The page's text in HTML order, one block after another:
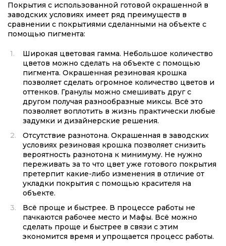
Покрытия с использованной готовой окрашенной в
заводских условиях имеет ряд преимуществ в
сравнении с покрытиями сделанными на объекте с
помощью пигмента:
Широкая цветовая гамма. Небольшое количество
цветов можно сделать на объекте с помощью
пигмента. Окрашенная резиновая крошка
позволяет сделать огромное количество цветов и
оттенков. Гранулы можно смешивать друг с
другом получая разнообразные миксы. Всё это
позволяет воплотить в жизнь практически любые
задумки и дизайнерские решения.
Отсутствие разнотона. Окрашенная в заводских
условиях резиновая крошка позволяет снизить
вероятность разнотона к минимуму. Не нужно
переживать за то что цвет уже готового покрытия
претерпит какие-либо изменения в отличие от
укладки покрытия с помощью красителя на
объекте.
Всё проще и быстрее. В процессе работы не
пачкаются рабочее место и Мафы. Всё можно
сделать проще и быстрее в связи с этим
экономится время и упрощается процесс работы.